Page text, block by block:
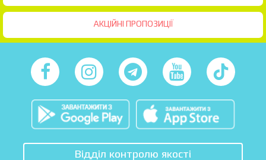
АКЦІЙНІ ПРОПОЗИЦІЇ
Відділ контролю якості